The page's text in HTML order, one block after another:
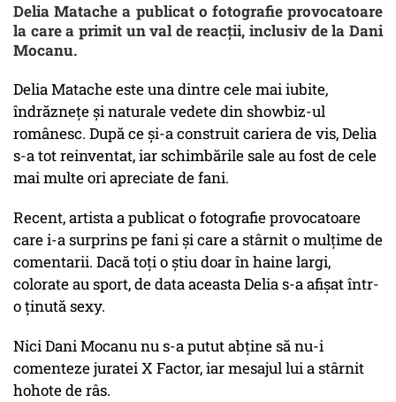
Delia Matache a publicat o fotografie provocatoare
la care a primit un val de reacții, inclusiv de la Dani
Mocanu.
Delia Matache este una dintre cele mai iubite,
îndrăznețe și naturale vedete din showbiz-ul
românesc. După ce și-a construit cariera de vis, Delia
s-a tot reinventat, iar schimbările sale au fost de cele
mai multe ori apreciate de fani.
Recent, artista a publicat o fotografie provocatoare
care i-a surprins pe fani și care a stârnit o mulțime de
comentarii. Dacă toți o știu doar în haine largi,
colorate au sport, de data aceasta Delia s-a afișat într-
o ținută sexy.
Nici Dani Mocanu nu s-a putut abține să nu-i
comenteze juratei X Factor, iar mesajul lui a stârnit
hohote de râs.